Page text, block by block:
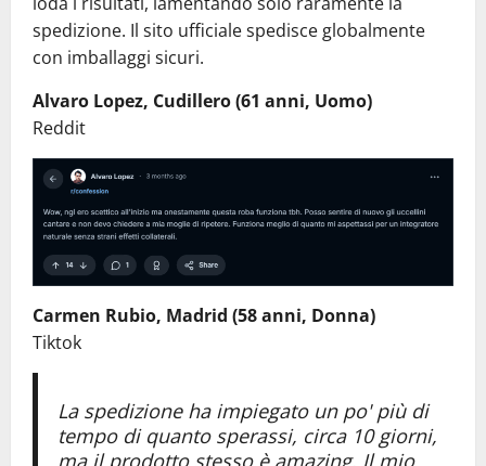
spedizione. Il sito ufficiale spedisce globalmente
con imballaggi sicuri.
Alvaro Lopez, Cudillero (61 anni, Uomo)
Reddit
Carmen Rubio, Madrid (58 anni, Donna)
Tiktok
La spedizione ha impiegato un po' più di
tempo di quanto sperassi, circa 10 giorni,
ma il prodotto stesso è amazing. Il mio